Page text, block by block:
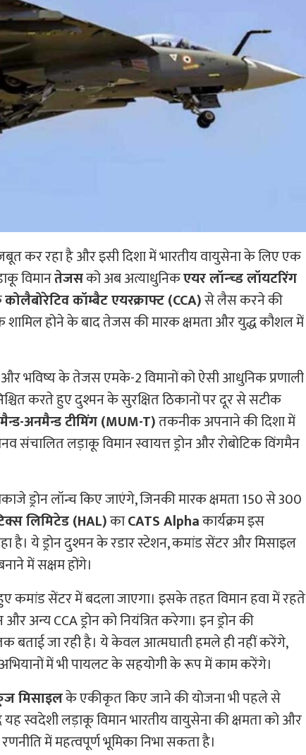
कर रहा है और इसी दिशा में भारतीय वायुसेना के लिए एक
विमानतेजसको अब अत्याधुनिकएयर लॉन्च्ड लॉयटरिंग
कोलैबोरेटिव कॉम्बैट एयरक्राफ्ट (CCA)से लैस करने की
शामिल होने के बाद तेजस की मारक क्षमता और युद्ध कौशल में
भविष्य के तेजस एमके-2 विमानों को ऐसी आधुनिक प्रणाली
करते हुए दुश्मन के सुरक्षित ठिकानों पर दूर से सटीक
मैन्ड-अनमैन्ड टीमिंग (MUM-T)तकनीक अपनाने की दिशा में
लड़ाकू विमान स्वायत्त ड्रोन और रोबोटिक विंगमैन
ड्रोन लॉन्च किए जाएंगे, जिनकी मारक क्षमता 150 से 300
लिमिटेड (HAL)काCATS Alphaकार्यक्रम इस
है। ये ड्रोन दुश्मन के रडार स्टेशन, कमांड सेंटर और मिसाइल
में सक्षम होंगे।
सेंटर में बदला जाएगा। इसके तहत विमान हवा में रहते
अन्य CCA ड्रोन को नियंत्रित करेगा। इन ड्रोन की
जा रही है। ये केवल आत्मघाती हमले ही नहीं करेंगे,
अभियानों में भी पायलट के सहयोगी के रूप में काम करेंगे।
मिसाइलके एकीकृत किए जाने की योजना भी पहले से
स्वदेशी लड़ाकू विमान भारतीय वायुसेना की क्षमता को और
में महत्वपूर्ण भूमिका निभा सकता है।